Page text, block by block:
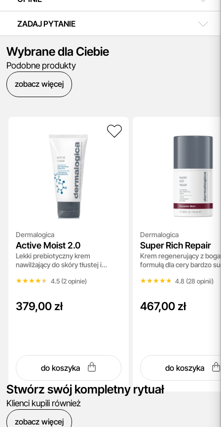
ZADAJ PYTANIE
Wybrane dla Ciebie
Podobne produkty
zobacz więcej
Dermalogica
Active Moist 2.0
Lekki prebiotyczny krem
nawilżający do skóry tłustej i
★★★★★
★★★★★ 4.5 (2 opinie)
379,00 zł
do koszyka
Dermalogica
Super Rich Repair
Krem regenerujący z
formułą dla cery bardzo
★★★★★
★★★★★ 4.8 (28 opinii)
467,00 zł
do koszyka
Stwórz swój kompletny rytuał
Klienci kupili również
zobacz więcej